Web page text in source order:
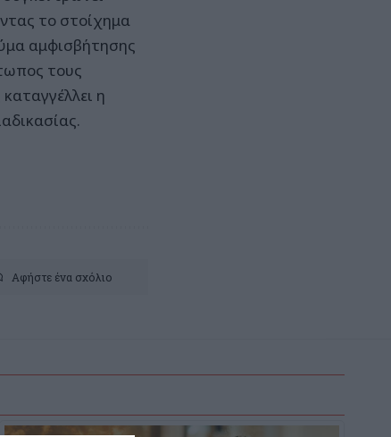
το στοίχημα
αμφισβήτησης
τους
η
Αφήστε ένα σχόλιο